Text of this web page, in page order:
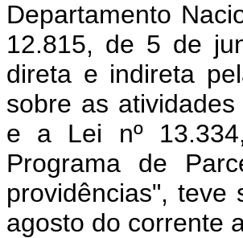
Departamento
12.815, de 5 de
direta e indireta
sobre as
e a Lei nº
Programa de
providências",
agosto do corrente